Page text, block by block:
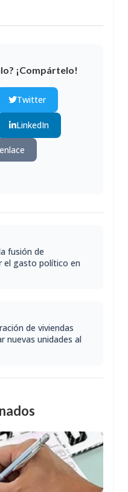
¡Compártelo!
Twitter
LinkedIn
fusión de
el gasto político en
de viviendas
nuevas unidades al